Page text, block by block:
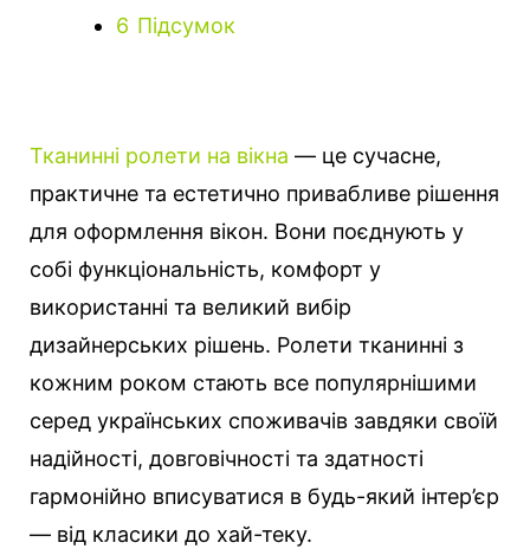
6 Підсумок
Тканинні ролети на вікна — це сучасне,
практичне та естетично привабливе рішення
для оформлення вікон. Вони поєднують у
собі функціональність, комфорт у
використанні та великий вибір
дизайнерських рішень. Ролети тканинні з
кожним роком стають все популярнішими
серед українських споживачів завдяки своїй
надійності, довговічності та здатності
гармонійно вписуватися в будь-який інтер’єр
— від класики до хай-теку.